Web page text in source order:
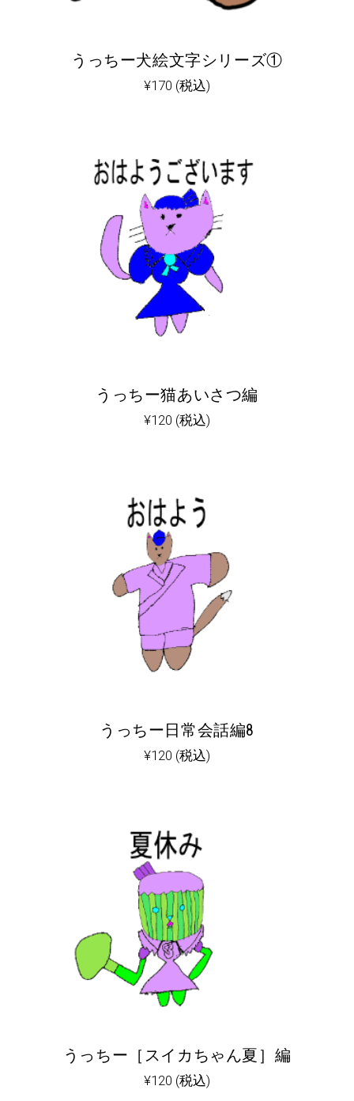
うっちー犬絵文字シリーズ①
¥170 (税込)
うっちー猫あいさつ編
¥120 (税込)
うっちー日常会話編8
¥120 (税込)
うっちー［スイカちゃん夏］編
¥120 (税込)